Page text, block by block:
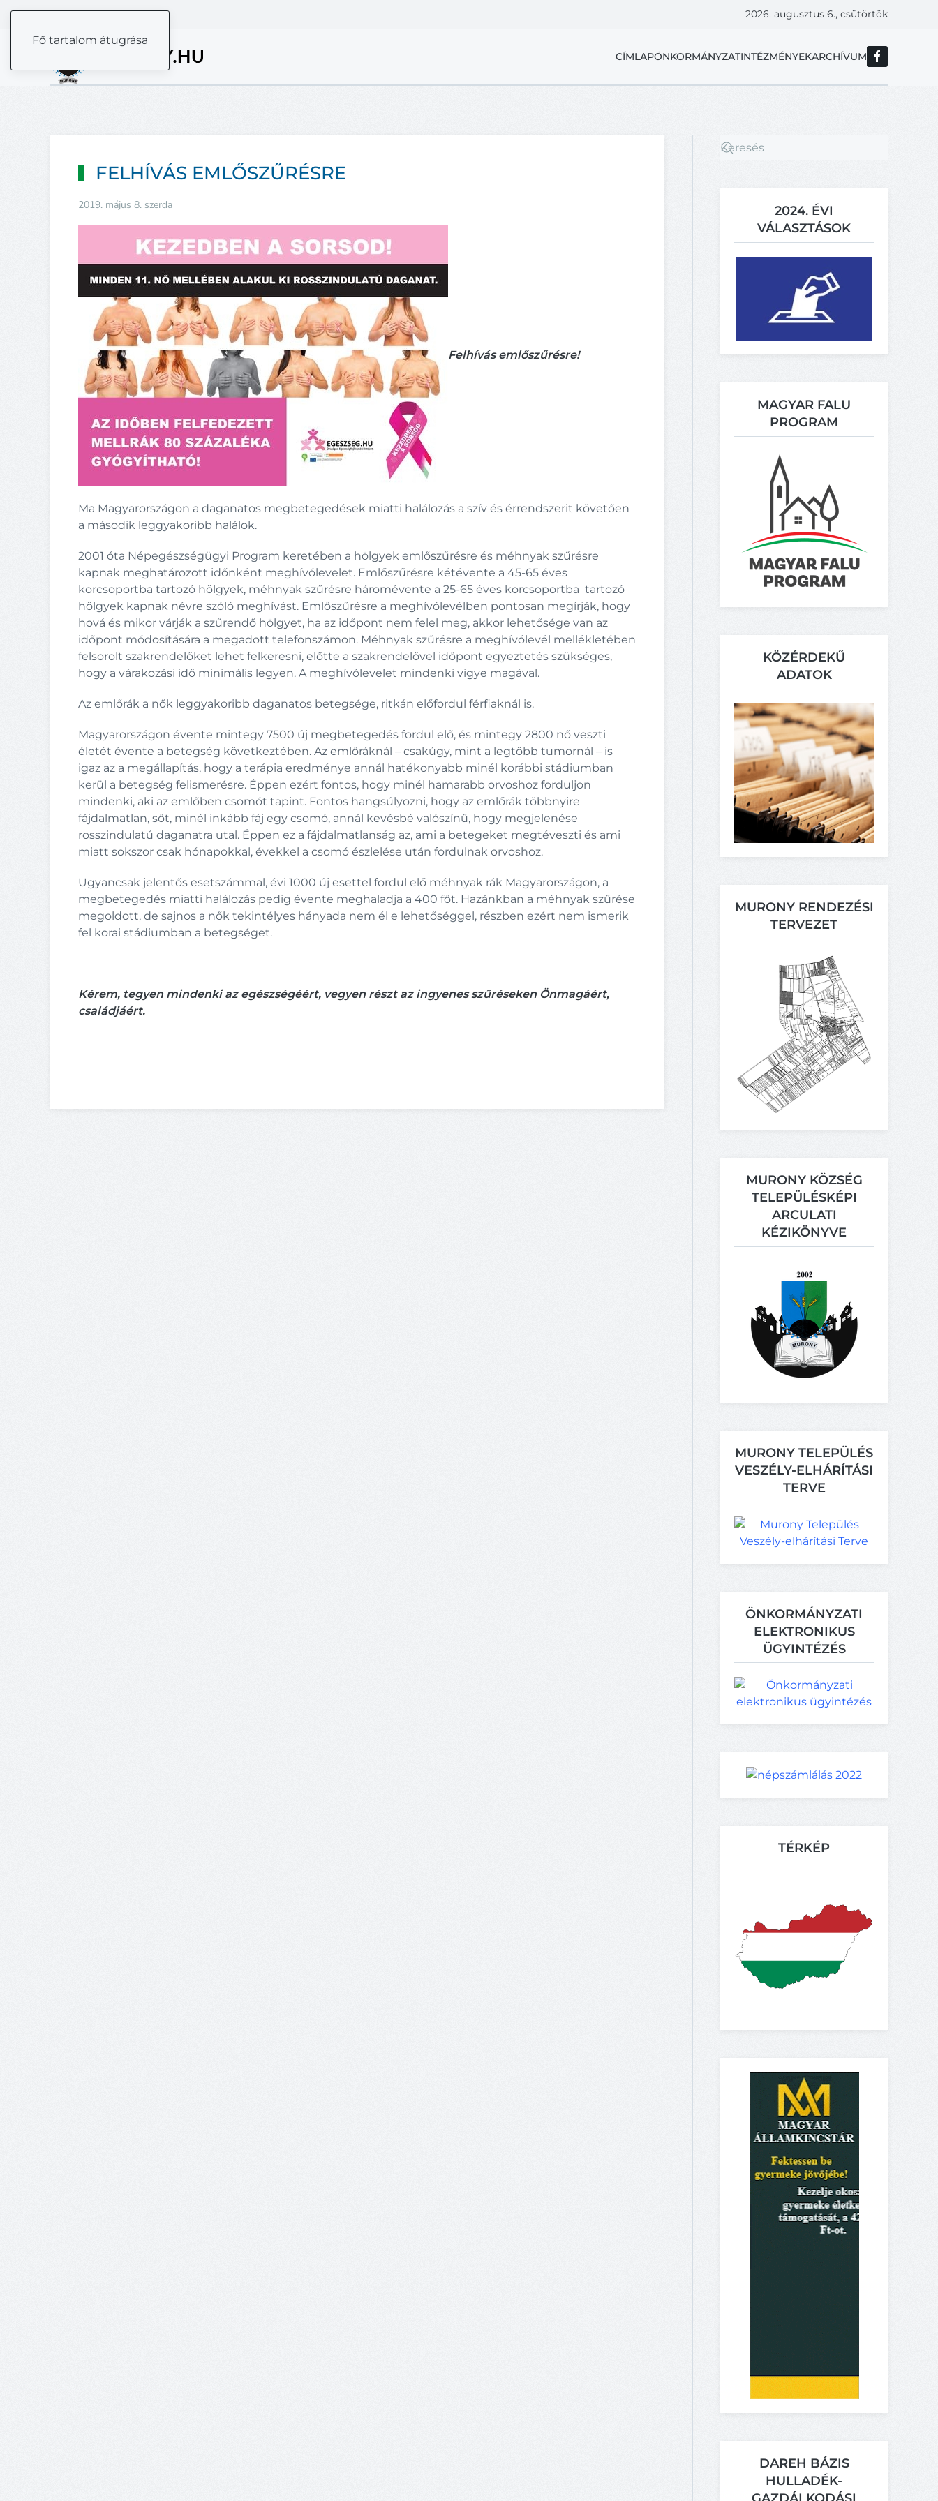
Fő tartalom átugrása
2026. augusztus 6., csütörtök
CÍMLAPÖNKORMÁNYZATINTÉZMÉNYEKARCHÍVUM
FELHÍVÁS EMLŐSZŰRÉSRE
2019. május 8. szerda
Felhívás emlőszűrésre!
Ma Magyarországon a daganatos megbetegedések miatti halálozás a szív és érrendszerit követően
a második leggyakoribb halálok.
2001 óta Népegészségügyi Program keretében a hölgyek emlőszűrésre és méhnyak szűrésre
kapnak meghatározott időnként meghívólevelet. Emlőszűrésre kétévente a 45-65 éves
korcsoportba tartozó hölgyek, méhnyak szűrésre háromévente a 25-65 éves korcsoportba tartozó
hölgyek kapnak névre szóló meghívást. Emlőszűrésre a meghívólevélben pontosan megírják, hogy
hová és mikor várják a szűrendő hölgyet, ha az időpont nem felel meg, akkor lehetősége van az
időpont módosítására a megadott telefonszámon. Méhnyak szűrésre a meghívólevél mellékletében
felsorolt szakrendelőket lehet felkeresni, előtte a szakrendelővel időpont egyeztetés szükséges,
hogy a várakozási idő minimális legyen. A meghívólevelet mindenki vigye magával.
Az emlőrák a nők leggyakoribb daganatos betegsége, ritkán előfordul férfiaknál is.
Magyarországon évente mintegy 7500 új megbetegedés fordul elő, és mintegy 2800 nő veszti
életét évente a betegség következtében. Az emlőráknál – csakúgy, mint a legtöbb tumornál – is
igaz az a megállapítás, hogy a terápia eredménye annál hatékonyabb minél korábbi stádiumban
kerül a betegség felismerésre. Éppen ezért fontos, hogy minél hamarabb orvoshoz forduljon
mindenki, aki az emlőben csomót tapint. Fontos hangsúlyozni, hogy az emlőrák többnyire
fájdalmatlan, sőt, minél inkább fáj egy csomó, annál kevésbé valószínű, hogy megjelenése
rosszindulatú daganatra utal. Éppen ez a fájdalmatlanság az, ami a betegeket megtéveszti és ami
miatt sokszor csak hónapokkal, évekkel a csomó észlelése után fordulnak orvoshoz.
Ugyancsak jelentős esetszámmal, évi 1000 új esettel fordul elő méhnyak rák Magyarországon, a
megbetegedés miatti halálozás pedig évente meghaladja a 400 főt. Hazánkban a méhnyak szűrése
megoldott, de sajnos a nők tekintélyes hányada nem él e lehetőséggel, részben ezért nem ismerik
fel korai stádiumban a betegséget.
Kérem, tegyen mindenki az egészségéért, vegyen részt az ingyenes szűréseken Önmagáért,
családjáért.
2024. ÉVI
VÁLASZTÁSOK
MAGYAR FALU
PROGRAM
KÖZÉRDEKŰ
ADATOK
MURONY RENDEZÉSI
TERVEZET
MURONY KÖZSÉG
TELEPÜLÉSKÉPI
ARCULATI
KÉZIKÖNYVE
MURONY TELEPÜLÉS
VESZÉLY-ELHÁRÍTÁSI
TERVE
ÖNKORMÁNYZATI
ELEKTRONIKUS
ÜGYINTÉZÉS
TÉRKÉP
DAREH BÁZIS
HULLADÉK-